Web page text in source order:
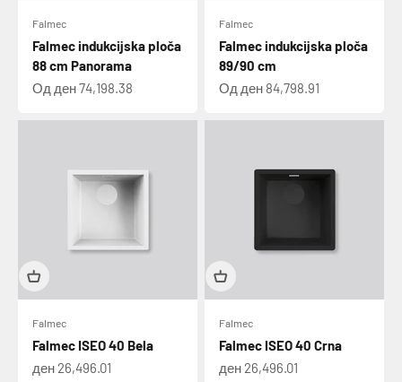
Falmec
Falmec indukcijska ploča
88 cm Panorama
Намалена цена
Од ден 74,198.38
Falmec
Falmec indukcijska ploča
89/90 cm
Намалена цена
Од ден 84,798.91
Falmec
Falmec ISEO 40 Bela
Намалена цена
ден 26,496.01
Falmec
Falmec ISEO 40 Crna
Намалена цена
ден 26,496.01